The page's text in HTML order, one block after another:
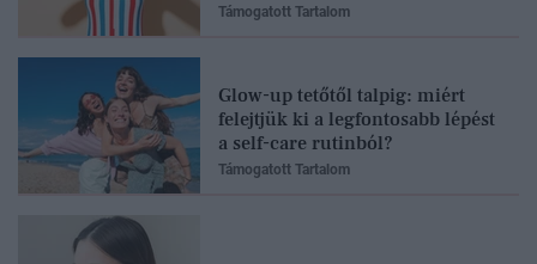
Támogatott Tartalom
Glow-up tetőtől talpig: miért
felejtjük ki a legfontosabb lépést
a self-care rutinból?
Támogatott Tartalom